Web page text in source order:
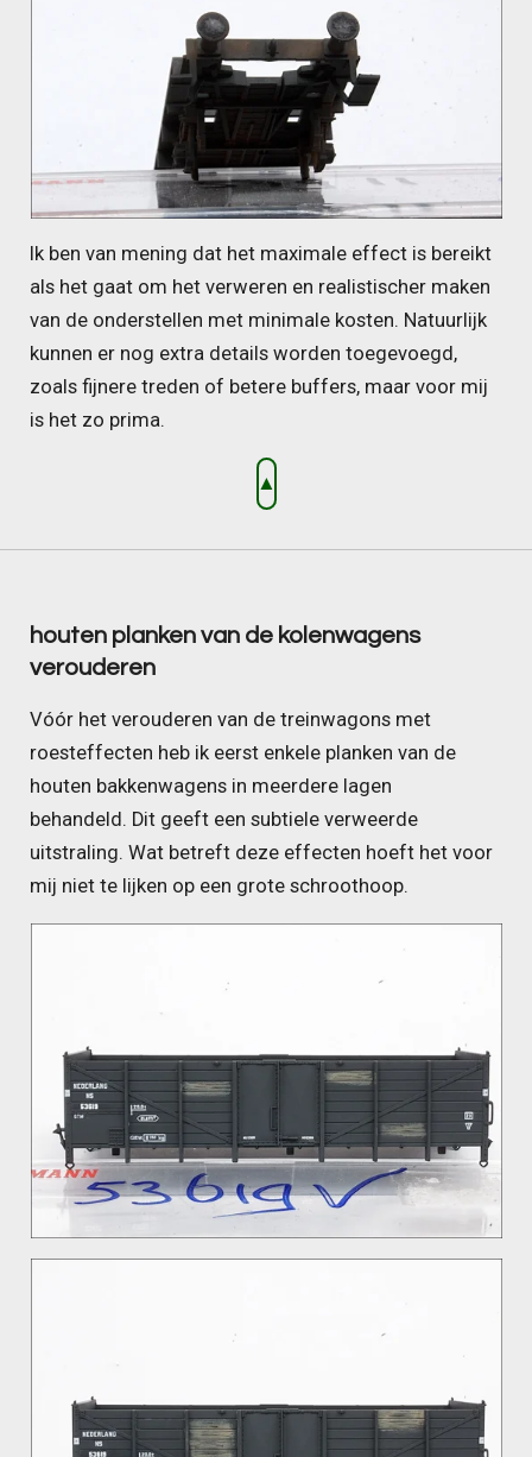
Ik ben van mening dat het maximale effect is bereikt
als het gaat om het verweren en realistischer maken
van de onderstellen met minimale kosten. Natuurlijk
kunnen er nog extra details worden toegevoegd,
zoals fijnere treden of betere buffers, maar voor mij
is het zo prima.
▲
houten planken van de kolenwagens
verouderen
Vóór het verouderen van de treinwagons met
roesteffecten heb ik eerst enkele planken van de
houten bakkenwagens in meerdere lagen
behandeld. Dit geeft een subtiele verweerde
uitstraling. Wat betreft deze effecten hoeft het voor
mij niet te lijken op een grote schroothoop.